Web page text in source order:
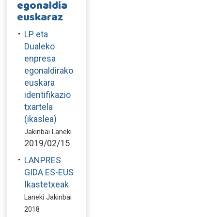
egonaldia
euskaraz
LP eta
Dualeko
enpresa
egonaldirako
euskara
identifikazio
txartela
(ikaslea)
Jakinbai Laneki
2019/02/15
LANPRES
GIDA ES-EUS
Ikastetxeak
Laneki Jakinbai
2018